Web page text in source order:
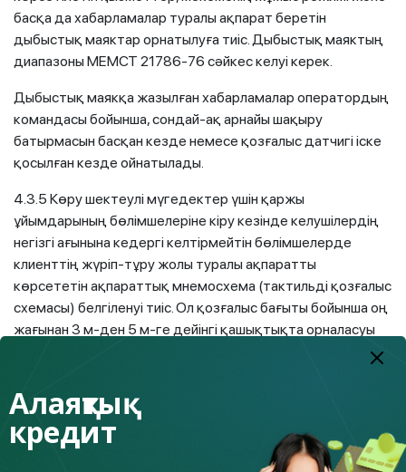
басқа да хабарламалар туралы ақпарат беретін
дыбыстық маяктар орнатылуға тиіс. Дыбыстық маяктың
диапазоны МЕМСТ 21786-76 сәйкес келуі керек.
Дыбыстық маякқа жазылған хабарламалар оператордың
командасы бойынша, сондай-ақ арнайы шақыру
батырмасын басқан кезде немесе қозғалыс датчигі іске
қосылған кезде ойнатылады.
4.3.5 Көру шектеулі мүгедектер үшін қаржы
ұйымдарының бөлімшелеріне кіру кезінде келушілердің
негізгі ағынына кедергі келтірмейтін бөлімшелерде
клиенттің жүріп-тұру жолы туралы ақпаратты
көрсететін ақпараттық мнемосхема (тактильді қозғалыс
схемасы) белгіленуі тиіс. Ол қозғалыс бағыты бойынша оң
жағынан 3 м-ден 5 м-ге дейінгі қашықтықта орналасуы
керек. Қозғалыстың негізгі жолдарында суреттің биіктігі
қарастырылуы керек.
4.3.6 Қаржы ұйымдары бөлімшелерінің ішінде кереғар
түсті бедерлі тактильді жолақтар көру қабілеті нашар
Алаяқтық
кредит